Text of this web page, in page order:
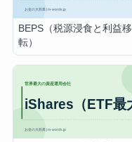
BEPS（税源浸食と利益移
転）